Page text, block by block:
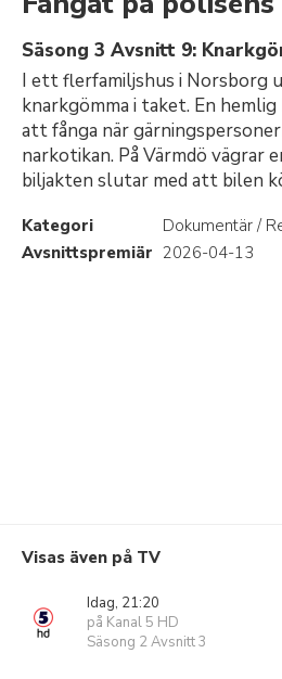
Säsong 3 Avsnitt 9:
I ett flerfamiljshus i Norsborg
knarkgömma i taket. En
att fånga när
narkotikan. På Värmdö vägrar
biljakten slutar med att bilen
Kategori
Dokumentär /
Avsnittspremiär 2026-04-13
Visas även på TV
Idag, 21:20
på Kanal 5 HD
Säsong 2 Avsnitt 3